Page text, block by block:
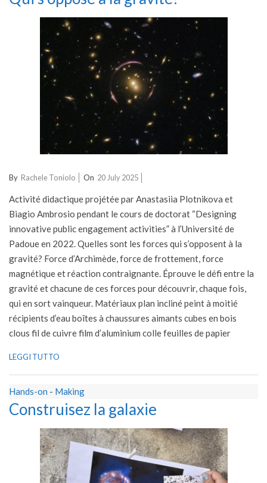
2025-
20
By Rachele Toniolo On 20 July 2025
Activité didactique projétée par Anastasiia Plotnikova et
Biagio Ambrosio pendant le cours de doctorat “Designing
innovative public engagement activities” à l’Université de
Padoue en 2022. Quelles sont les forces qui s’opposent à la
gravité? Force d’Archimède, force de frottement, force
magnétique et réaction contraignante. Éprouve le défi entre la
gravité et chacune de ces forces pour découvrir, chaque fois,
qui en sort vainqueur. Matériaux plan incliné peint à moitié
récipients d’eau boîtes à chaussures aimants cubes en bois
clous fil de cuivre film d’aluminium colle feuilles de papier
LEGGI TUTTO
Hands-on - Making
Construisez la galaxie